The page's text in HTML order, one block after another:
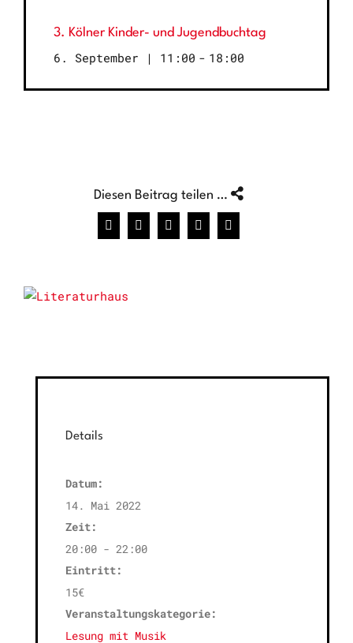
3. Kölner Kinder- und Jugendbuchtag
6. September | 11:00 - 18:00
Diesen Beitrag teilen …
Facebook
X WhatsAppPinterest
E-
Mail
Details
Datum:
14. Mai 2022
Zeit:
20:00 - 22:00
Eintritt:
15€
Veranstaltungskategorie:
Lesung mit Musik